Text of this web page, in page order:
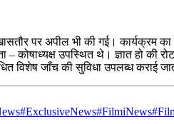
पर अपील भी की गई। कार्यक्रम
उपस्थित थे। ज्ञात हो की
विशेष जाँच की सुविधा उपलब्ध
#ExclusiveNews#FilmiNews